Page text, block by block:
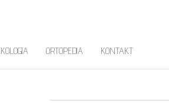
ORTOPEDIA KONTAKT